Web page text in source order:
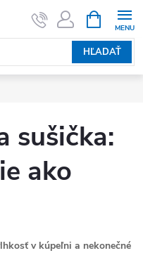
HĽADAŤ
sušička:
ako
v kúpeľni a nekonečné